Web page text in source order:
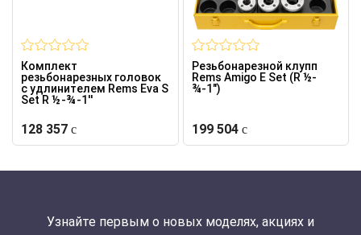
Комплект
резьбонарезных головок
с удлинителем Rems Eva S
Set R ½ -¾ -1''
128 357
Резьбонарезной клупп
Rems Amigo E Set (R ½-
¾-1")
199 504
Узнайте первым о новых моделях, акциях и